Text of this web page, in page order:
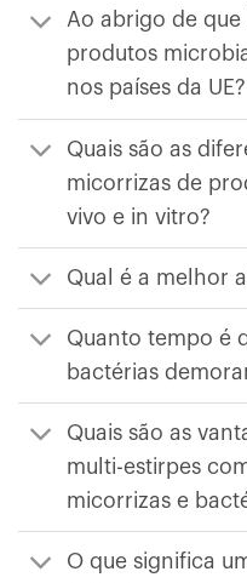
Ao abrigo de que
produtos
nos países da UE?
Quais são as
micorrizas de
vivo e in vitro?
Qual é a melhor
Quanto tempo é
bactérias
Quais são as
multi-estirpes
micorrizas e
O que significa